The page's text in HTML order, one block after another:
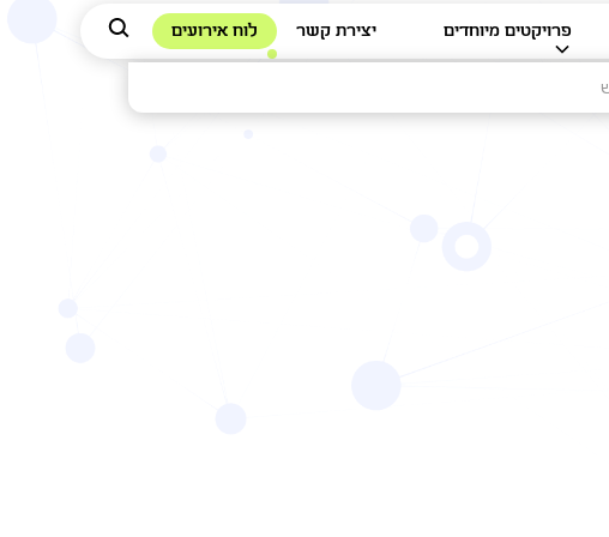
פרויקטים מיוחדים יצירת קשר לוח אירועים